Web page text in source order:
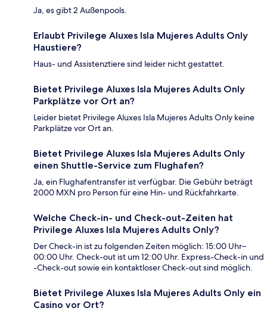
Ja, es gibt 2 Außenpools.
Erlaubt Privilege Aluxes Isla Mujeres Adults Only
Haustiere?
Haus- und Assistenztiere sind leider nicht gestattet.
Bietet Privilege Aluxes Isla Mujeres Adults Only
Parkplätze vor Ort an?
Leider bietet Privilege Aluxes Isla Mujeres Adults Only keine
Parkplätze vor Ort an.
Bietet Privilege Aluxes Isla Mujeres Adults Only
einen Shuttle-Service zum Flughafen?
Ja, ein Flughafentransfer ist verfügbar. Die Gebühr beträgt
2000 MXN pro Person für eine Hin- und Rückfahrkarte.
Welche Check-in- und Check-out-Zeiten hat
Privilege Aluxes Isla Mujeres Adults Only?
Der Check-in ist zu folgenden Zeiten möglich: 15:00 Uhr–
00:00 Uhr. Check-out ist um 12:00 Uhr. Express-Check-in und
-Check-out sowie ein kontaktloser Check-out sind möglich.
Bietet Privilege Aluxes Isla Mujeres Adults Only ein
Casino vor Ort?